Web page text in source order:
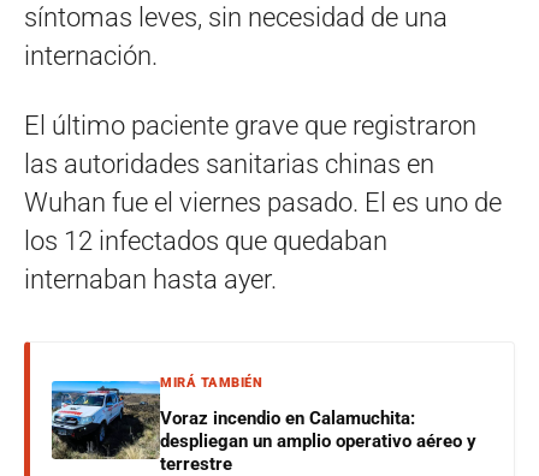
síntomas leves, sin necesidad de una
internación.
El último paciente grave que registraron
las autoridades sanitarias chinas en
Wuhan fue el viernes pasado. El es uno de
los 12 infectados que quedaban
internaban hasta ayer.
MIRÁ TAMBIÉN
Voraz incendio en Calamuchita:
despliegan un amplio operativo aéreo y
terrestre